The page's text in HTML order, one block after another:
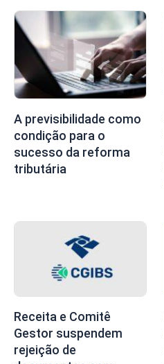
A previsibilidade como
condição para o
sucesso da reforma
tributária
Receita e Comitê
Gestor suspendem
rejeição de